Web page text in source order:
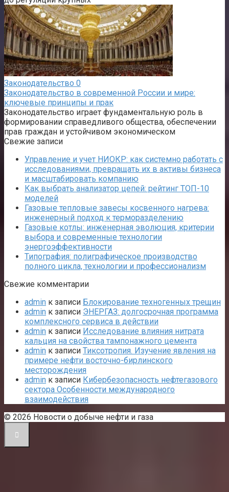
Законодательство 0
Законодательство в современной России и мире:
ключевые принципы и прак
Законодательство играет фундаментальную роль в
формировании справедливого общества, обеспечении
прав граждан и устойчивом экономическом
Свежие записи
Управление и учет НИОКР: как системно работать с
исследованиями, превращать их в активы бизнеса
и масштабировать компанию
Как выбрать анализатор цепей: рейтинг ТОП-10
моделей
Газовые тепловые завесы косвенного нагрева:
инженерный подход к терморазделению
Газовые котлы: инженерная эволюция, критерии
выбора и современные технологии
энергоэффективности
Типография: полиграфическое производство
полного цикла, технологии и профессионализм
Свежие комментарии
admin к записи Блокирование техногенных трещин
admin к записи ЭНЕРГАЗ: долгосрочная программа
комплексного сервиса в действии
admin к записи Исследование влияния нитрата
кальция на свойства тампонажного цемента
admin к записи Тиксотропия. Изучение явления на
примере нефти восточно-бирлинского
месторождения
admin к записи Кибербезопасность нефтегазового
сектора Особенности международного
взаимодействия
© 2026 Новости о добыче нефти и газа